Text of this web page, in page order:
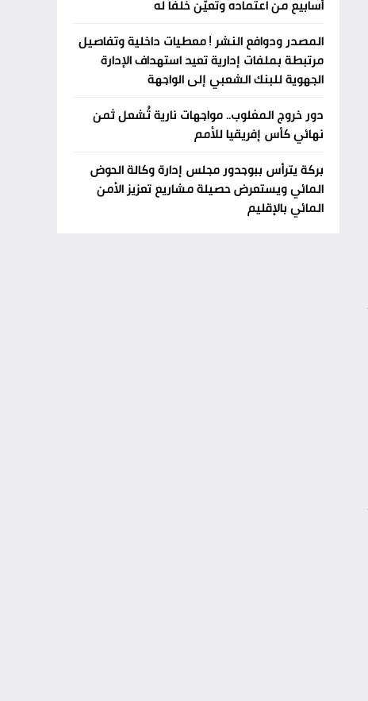
أسابيع من اعتماده وتُعيّن خلفاً له
المصدر ودوافع النشر ! معطيات داخلية وتفاصيل
مرتبطة بملفات إدارية تعيد استهداف الإدارة
الجهوية للبنك الشعبي إلى الواجهة
دور خروج المغلوب.. مواجهات نارية تُشعل ثمن
نهائي كأس إفريقيا للأمم
بركة يترأس ببوجدور مجلس إدارة وكالة الحوض
المائي ويستعرض حصيلة مشاريع تعزيز الأمن
المائي بالإقليم